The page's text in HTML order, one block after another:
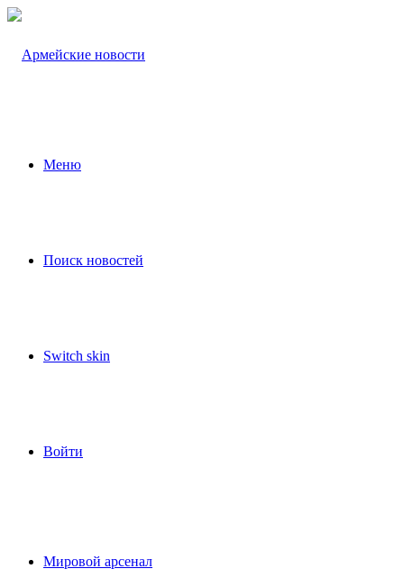
Меню
Поиск новостей
Switch skin
Войти
Мировой арсенал